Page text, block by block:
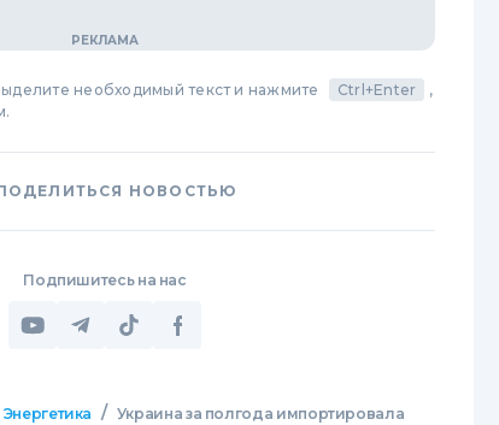
необходимый текст и нажмите Ctrl+Enter
,
НОВОСТЬЮ
Подпишитесь на нас
Энергетика / Украина за полгода импортировала